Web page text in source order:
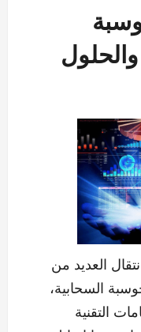
العديد من
السحابية،
التقنية